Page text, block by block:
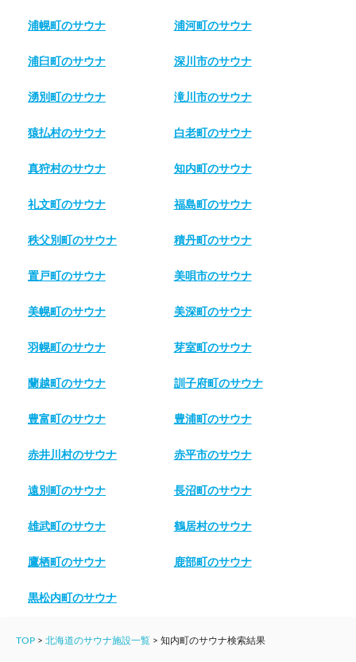
浦幌町のサウナ 浦河町のサウナ
浦臼町のサウナ 深川市のサウナ
湧別町のサウナ 滝川市のサウナ
猿払村のサウナ 白老町のサウナ
真狩村のサウナ 知内町のサウナ
礼文町のサウナ 福島町のサウナ
秩父別町のサウナ 積丹町のサウナ
置戸町のサウナ 美唄市のサウナ
美幌町のサウナ 美深町のサウナ
羽幌町のサウナ 芽室町のサウナ
蘭越町のサウナ 訓子府町のサウナ
豊富町のサウナ 豊浦町のサウナ
赤井川村のサウナ 赤平市のサウナ
遠別町のサウナ 長沼町のサウナ
雄武町のサウナ 鶴居村のサウナ
鷹栖町のサウナ 鹿部町のサウナ
黒松内町のサウナ
TOP > 北海道のサウナ施設一覧 > 知内町のサウナ検索結果